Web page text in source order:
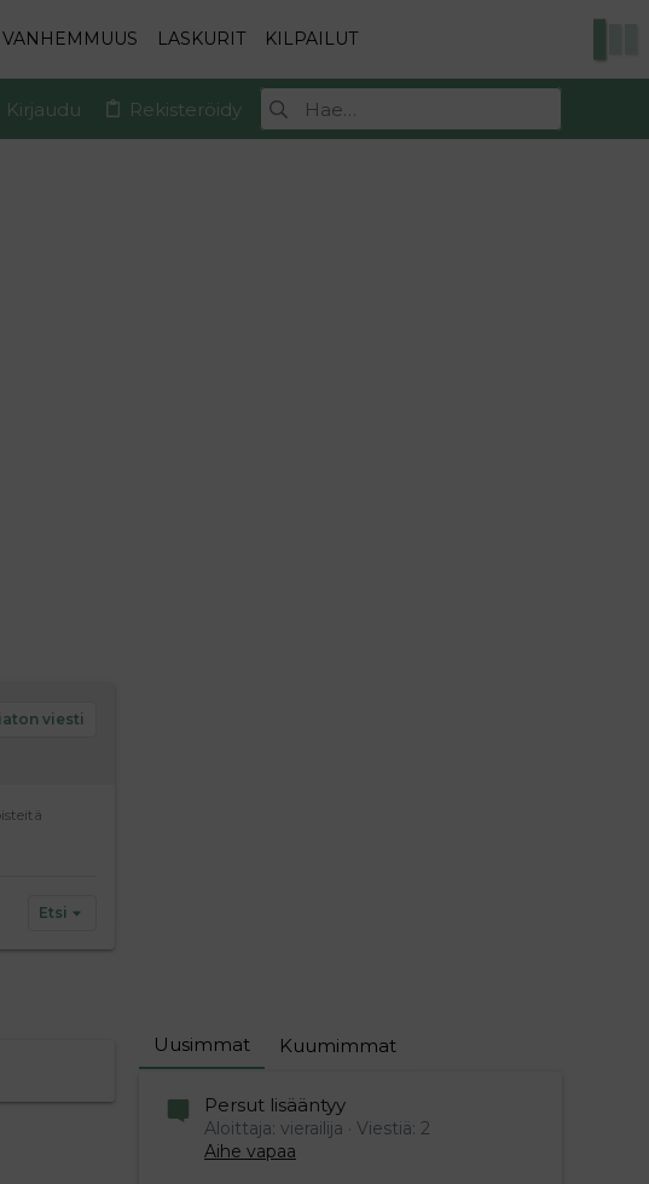
VANHEMMUUS LASKURIT KILPAILUT
Kirjaudu Rekisteröidy
viesti
Etsi
Uusimmat Kuumimmat
Persut lisääntyy
Aloittaja: vierailija
Viestiä: 2
Aihe vapaa